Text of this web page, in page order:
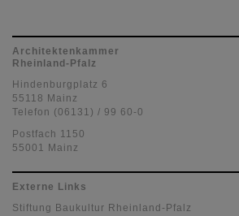
Architektenkammer
Rheinland-Pfalz
Hindenburgplatz 6
55118 Mainz
Telefon (06131) / 99 60-0
Postfach 1150
55001 Mainz
Externe Links
Stiftung Baukultur Rheinland-Pfalz